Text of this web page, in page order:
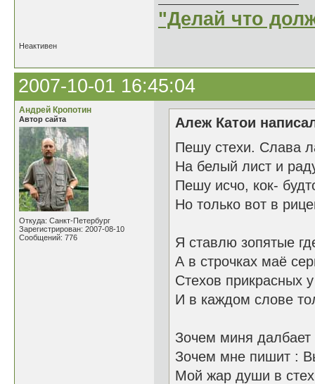
"Делай что
Неактивен
2007-10-01 16:45:04
Андрей Кропотин
Автор сайта
Откуда: Санкт-Петербург
Зарегистрирован: 2007-08-10
Сообщений: 776
Алеж Катои
Пешу стехи. Слава
На белый лист и
Пешу исчо, кок-
Но только вот в
Я ставлю зопятые
А в строчках маё
Стехов прикрасных
И в каждом слове
Зочем миня далбает
Зочем мне пишит :
Мой жар души в